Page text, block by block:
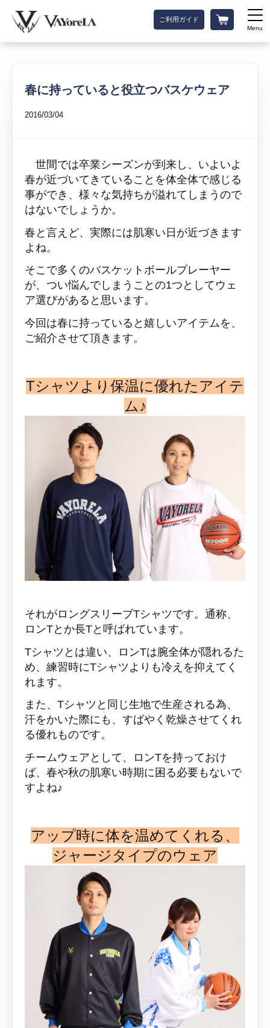
ご利用ガイド
Menu
春に持っていると役立つバスケウェア
2016/03/04
世間では卒業シーズンが到来し、いよいよ
春が近づいてきていることを体全体で感じる
事ができ、 様々な気持ちが溢れてしまうので
はないでしょうか。
春と言えど、実際には肌寒い日が近づきます
よね。
そこで多くのバスケットボールプレーヤー
が、つい悩んでしまうことの1つとしてウェ
ア選びがあると思います。
今回は春に持っていると嬉しいアイテムを、
ご紹介させて頂きます。
Tシャツより保温に優れたアイテ
ム♪
それがロングスリーブTシャツです。通称、
ロンTとか長Tと呼ばれています。
Tシャツとは違い、ロンTは腕全体が隠れるた
め、練習時にTシャツよりも冷えを抑えてく
れます。
また、Tシャツと同じ生地で生産される為、
汗をかいた際にも、すばやく乾燥させてくれ
る優れものです。
チームウェアとして、ロンTを持っておけ
ば、春や秋の肌寒い時期に困る必要もないで
すよね♪
アップ時に体を温めてくれる、
ジャージタイプのウェア